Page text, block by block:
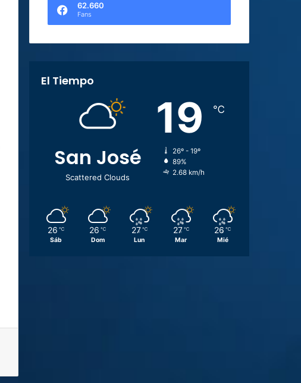
62.660
Fans
El Tiempo
San José
Scattered Clouds
19 ℃
26º - 19º
89%
2.68 km/h
26 ℃
Sáb
26 ℃
Dom
27 ℃
Lun
27 ℃
Mar
26 ℃
Mié